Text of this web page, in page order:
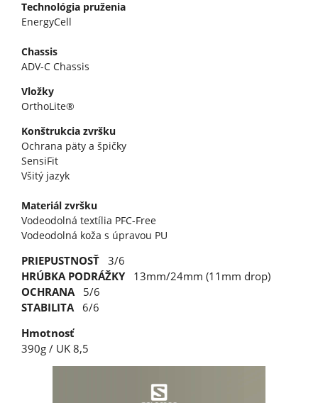
Technológia pruženia
EnergyCell
Chassis
ADV-C Chassis
Vložky
OrthoLite®
Konštrukcia zvršku
Ochrana päty a špičky
SensiFit
Všitý jazyk
Materiál zvršku
Vodeodolná textília PFC-Free
Vodeodolná koža s úpravou PU
PRIEPUSTNOSŤ3/6
HRÚBKA PODRÁŽKY 13mm/24mm (11mm drop)
OCHRANA5/6
STABILITA6/6
Hmotnosť
390g / UK 8,5